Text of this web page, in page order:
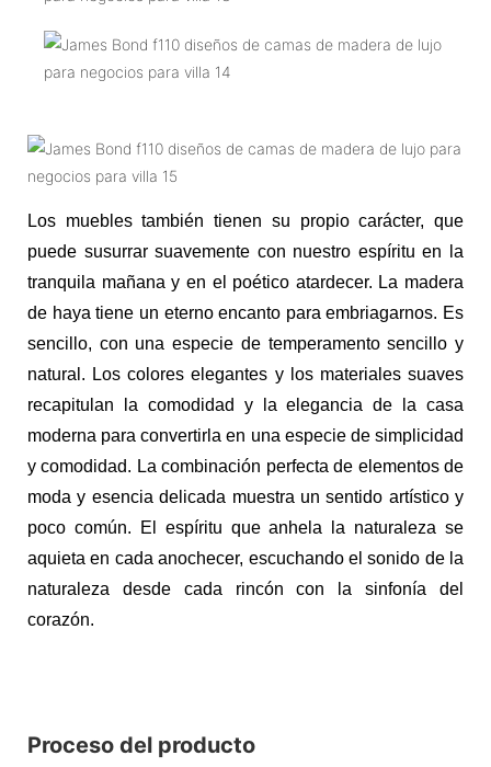
Los muebles también tienen su propio carácter, que
puede susurrar suavemente con nuestro espíritu en la
tranquila mañana y en el poético atardecer. La madera
de haya tiene un eterno encanto para embriagarnos. Es
sencillo, con una especie de temperamento sencillo y
natural. Los colores elegantes y los materiales suaves
recapitulan la comodidad y la elegancia de la casa
moderna para convertirla en una especie de simplicidad
y comodidad. La combinación perfecta de elementos de
moda y esencia delicada muestra un sentido artístico y
poco común. El espíritu que anhela la naturaleza se
aquieta en cada anochecer, escuchando el sonido de la
naturaleza desde cada rincón con la sinfonía del
corazón.
Proceso del producto